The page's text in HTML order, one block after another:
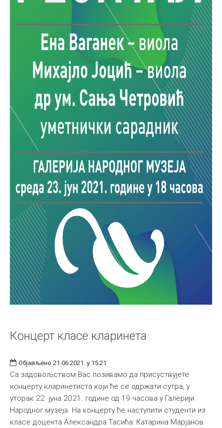
Концерт класе кларинета
Објављено 21.06.2021. у 15:21
Са задовољством Вас позивамо да присуствујете
концерту кларинетиста који ће се одржати сутра, у
уторак 22. јуна 2021. године од 19 часова у Галерији
Народног музеја. На концерту ће наступити студенти из
класе доцента Александра Тасића: Катарина Марјанов